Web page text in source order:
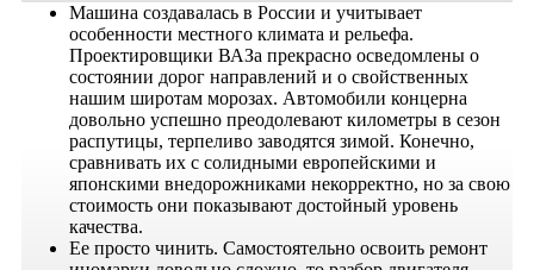
Машина создавалась в России и учитывает
особенности местного климата и рельефа.
Проектировщики ВАЗа прекрасно осведомлены о
состоянии дорог направлений и о свойственных
нашим широтам морозах. Автомобили концерна
довольно успешно преодолевают километры в сезон
распутицы, терпеливо заводятся зимой. Конечно,
сравнивать их с солидными европейскими и
японскими внедорожниками некорректно, но за свою
стоимость они показывают достойный уровень
качества.
Ее просто чинить. Самостоятельно освоить ремонт